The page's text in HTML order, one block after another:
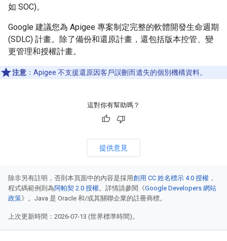
如 SOC)。
Google 建議您為 Apigee 專案制定完整的軟體開發生命週期
(SDLC) 計畫。除了備份和還原計畫，還包括版本控管、變
更管理和授權計畫。
注意 ：Apigee 不支援還原因客戶誤刪而遺失的個別機構資料。
這對你有幫助嗎？
提供意見
除非另有註明，否則本頁面中的內容是採用創用 CC 姓名標示 4.0 授權 ，
程式碼範例則為阿帕契 2.0 授權。詳情請參閱《Google Developers 網站
政策》。Java 是 Oracle 和/或其關聯企業的註冊商標。
上次更新時間：2026-07-13 (世界標準時間)。